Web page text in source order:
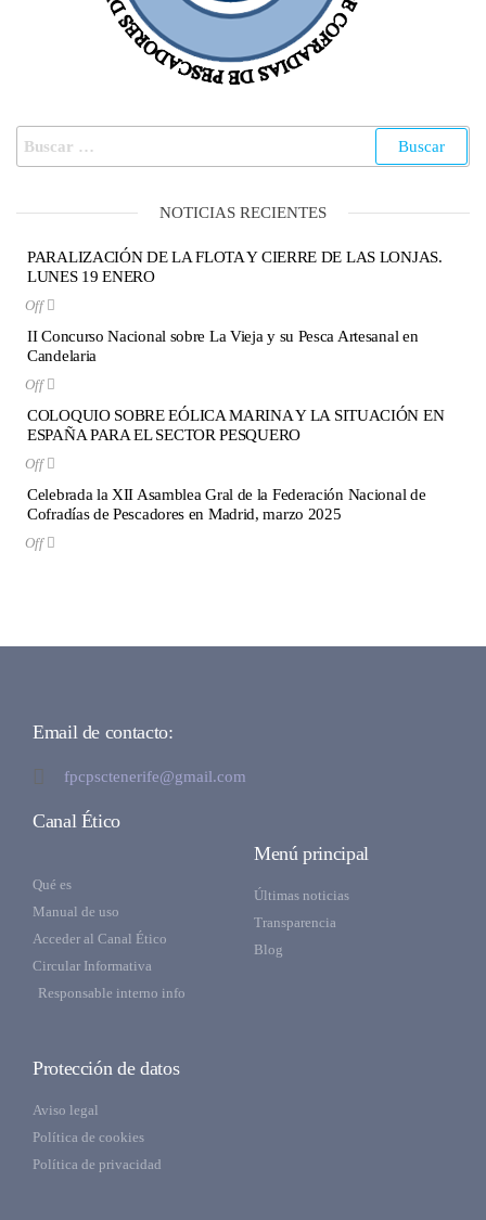
NOTICIAS RECIENTES
PARALIZACIÓN DE LA FLOTA Y CIERRE DE LAS LONJAS.
LUNES 19 ENERO
Off
II Concurso Nacional sobre La Vieja y su Pesca Artesanal en
Candelaria
Off
COLOQUIO SOBRE EÓLICA MARINA Y LA SITUACIÓN EN
ESPAÑA PARA EL SECTOR PESQUERO
Off
Celebrada la XII Asamblea Gral de la Federación Nacional de
Cofradías de Pescadores en Madrid, marzo 2025
Off
Email de contacto:
fpcpsctenerife@gmail.com
Canal Ético
Qué es
Manual de uso
Acceder al Canal Ético
Circular Informativa
Responsable interno info
Menú principal
Últimas noticias
Transparencia
Blog
Protección de datos
Aviso legal
Política de cookies
Política de privacidad